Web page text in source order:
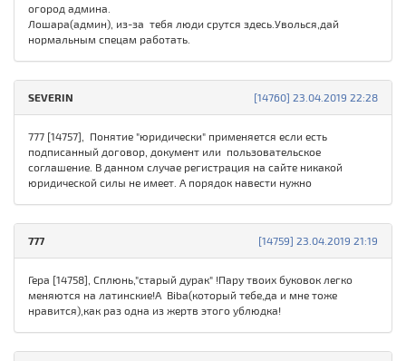
огород админа.
Лошара(админ), из-за тебя люди срутся здесь.Уволься,дай
нормальным спецам работать.
[14760] 23.04.2019 22:28
SEVERIN
777 [14757], Понятие "юридически" применяется если есть
подписанный договор, документ или пользовательское
соглашение. В данном случае регистрация на сайте никакой
юридической силы не имеет. А порядок навести нужно
[14759] 23.04.2019 21:19
777
Гера [14758], Сплюнь,"старый дурак" !Пару твоих буковок легко
меняются на латинские!А Biba(который тебе,да и мне тоже
нравится),как раз одна из жертв этого ублюдка!